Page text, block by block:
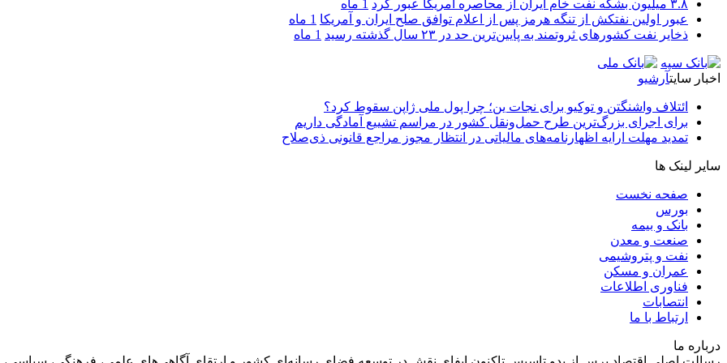
۳.۸ میلیون بشکه نفت خام ایران از محاصره آمریکا عبور کرد
1 ماه
عبور اولین نفتکش از تنگه هرمز پس از اعلام توافق صلح ایران و آمریکا 1 ماه
ذخایر نفت کشورهای ثروتمند به پایین‌ترین حد در ۲۳ سال گذشته رسید
1 ماه
اخبار سایتآرشیو
ائتلاف واشنگتن و توکیو برای نجات ین؛ چرا پول ملی ژاپن سقوط کرد؟
برای اجرای بزرگ‌ترین طرح حمل‌ونقل کشور در مراسم تشییع آمادگی داریم
تمدید مهلت ارایه اظهارنامه‌های مالیاتی در انتظار مجوز مراجع قانونی ذی‌‏صلاح
سایر لینک ها
صفحه نخست
بورس
بانک و بیمه
صنعت و معدن
نفت و پتروشیمی
عمران و مسکن
فناوری اطلاعات
انتصابات
ارتباط با ما
درباره ما